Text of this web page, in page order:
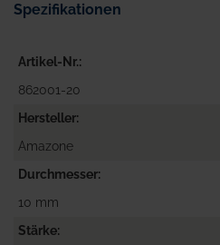
Spezifikationen
Artikel-Nr.
862001-20
Hersteller
Amazone
Durchmesser
10 mm
Stärke